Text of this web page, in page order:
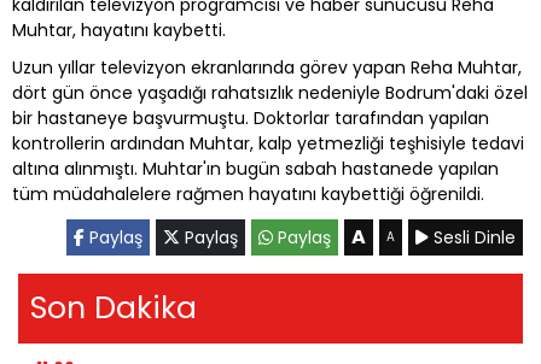
Muhtar, hayatını kaybetti.
Uzun yıllar televizyon ekranlarında görev yapan Reha Muhtar,
dört gün önce yaşadığı rahatsızlık nedeniyle Bodrum'daki özel
bir hastaneye başvurmuştu. Doktorlar tarafından yapılan
kontrollerin ardından Muhtar, kalp yetmezliği teşhisiyle tedavi
altına alınmıştı. Muhtar'ın bugün sabah hastanede yapılan
tüm müdahalelere rağmen hayatını kaybettiği öğrenildi.
Paylaş
Paylaş Paylaş A A Sesli Dinle
Son Dakika